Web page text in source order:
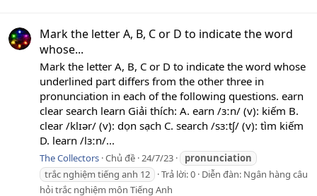
Mark the letter A, B, C or D to indicate the word
whose...
Mark the letter A, B, C or D to indicate the word whose
underlined part differs from the other three in
pronunciation in each of the following questions. earn
clear search learn Giải thích: A. earn /ɜːn/ (v): kiếm B.
clear /klɪər/ (v): dọn sạch C. search /sɜːtʃ/ (v): tìm kiếm
D. learn /lɜːn/...
The Collectors Chủ đề 24/7/23
pronunciation
trắc nghiệm tiếng anh 12
Trả lời: 0 Diễn đàn: Ngân hàng câu
hỏi trắc nghiệm môn Tiếng Anh